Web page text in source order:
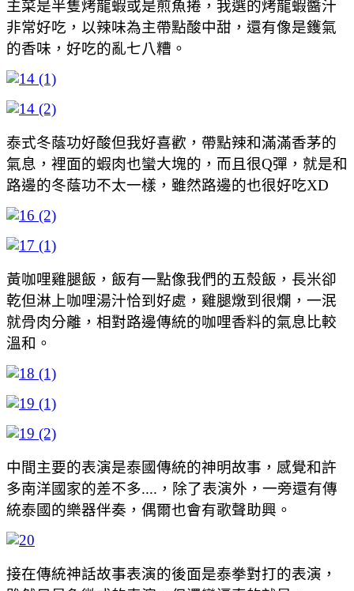
主菜是半隻烤龍蝦或是煎魚捲，我選的烤龍蝦醬汁
非常好吃，以辣味為主帶點酸中甜，還有像是鑊氣
的香味，好吃的亂七八糟。
泰式冬蔭功好酸但我好喜歡，帶點辣和滿滿香茅的
氣息，裡面的蝦肉也蠻大塊的，而且很Q彈，就是和
路邊的冬蔭功不太一樣，雖然路邊的也很好吃XD
黃咖哩雞腿飯，飯有一點像我們的五殼飯，長米卻
乾但淋上咖哩湯汁恰到好處，雞腿燉到很爛，一泯
就骨肉分離，相對路邊傳統的咖哩香料的氣息比較
溫和。
中間主要的表演是泰國傳統的神明故事，感覺和許
多南洋國家的差不多....，除了表演外，一旁還有傳
統泰國的樂器伴奏，偶爾也會有歌聲助興。
接在傳統神話故事表演的後面是泰拳對打的表演，